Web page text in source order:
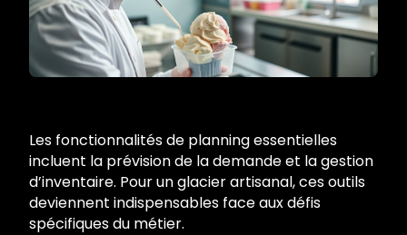
Les fonctionnalités de planning essentielles
incluent la prévision de la demande et la gestion
d’inventaire. Pour un glacier artisanal, ces outils
deviennent indispensables face aux défis
spécifiques du métier.